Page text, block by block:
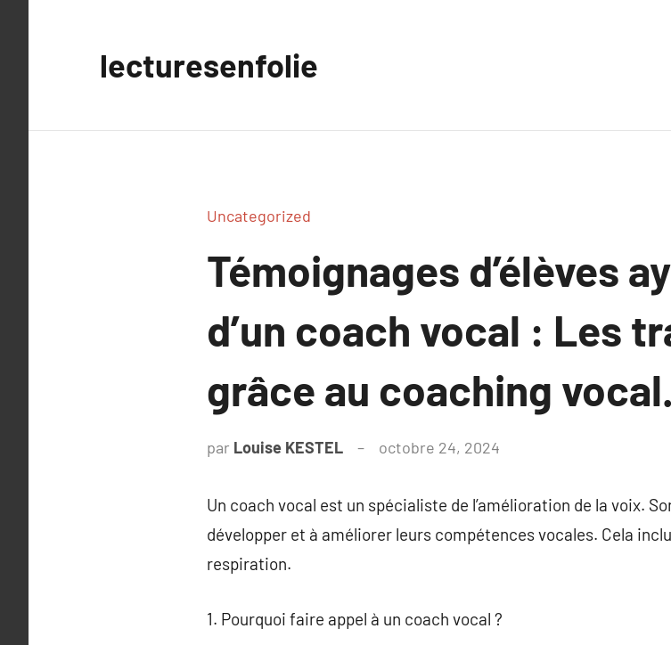
lecturesenfolie
Uncategorized
Témoignages d’élèves
d’un coach vocal : Les
grâce au coaching vocal.
par Louise KESTEL octobre 24, 2024
Un coach vocal est un spécialiste de l’amélioration de la voix.
développer et à améliorer leurs compétences vocales. Cela
respiration.
1. Pourquoi faire appel à un coach vocal ?